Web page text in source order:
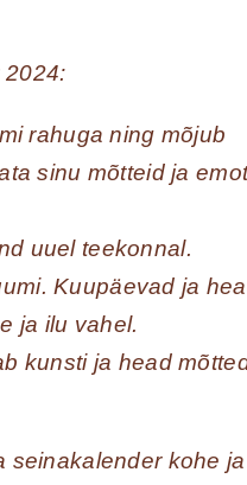
2024:
rahuga ning mõjub
sinu mõtteid ja
uuel teekonnal.
Kuupäevad ja
ja ilu vahel.
kunsti ja head
seinakalender kohe